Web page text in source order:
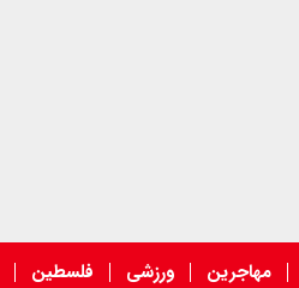
مهاجرین ورزشی فلسطین